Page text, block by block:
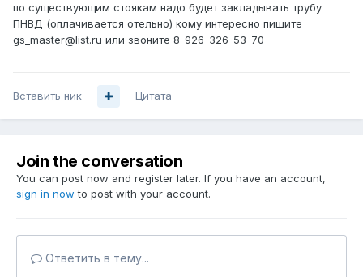
по существующим стоякам надо будет закладывать трубу
ПНВД (оплачивается отельно) кому интересно пишите
gs_master@list.ru или звоните 8-926-326-53-70
Вставить ник Цитата
Join the conversation
You can post now and register later. If you have an account,
sign in now to post with your account.
Ответить в тему...